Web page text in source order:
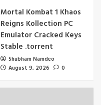
Mortal Kombat 1 Khaos
Reigns Kollection PC
Emulator Cracked Keys
Stable .torrent
Shubham Namdeo
August 9, 2026
0